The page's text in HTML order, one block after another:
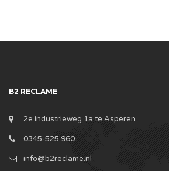
B2 RECLAME
2e Industrieweg 1a te Asperen
0345-525 960
info@b2reclame.nl